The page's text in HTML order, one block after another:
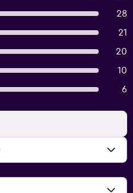
28
21
20
10
6